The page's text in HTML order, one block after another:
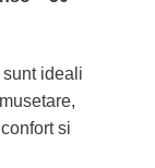
ideali
si